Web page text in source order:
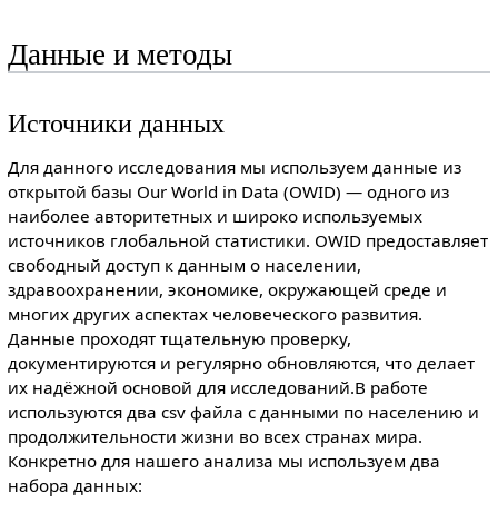
Данные и методы
Источники данных
Для данного исследования мы используем данные из
открытой базы Our World in Data (OWID) — одного из
наиболее авторитетных и широко используемых
источников глобальной статистики. OWID предоставляет
свободный доступ к данным о населении,
здравоохранении, экономике, окружающей среде и
многих других аспектах человеческого развития.
Данные проходят тщательную проверку,
документируются и регулярно обновляются, что делает
их надёжной основой для исследований.В работе
используются два сsv файла с данными по населению и
продолжительности жизни во всех странах мира.
Конкретно для нашего анализа мы используем два
набора данных: